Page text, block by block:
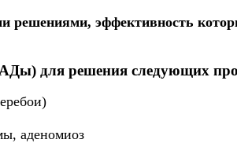
эффективность
для решения следующих
аденомиоз